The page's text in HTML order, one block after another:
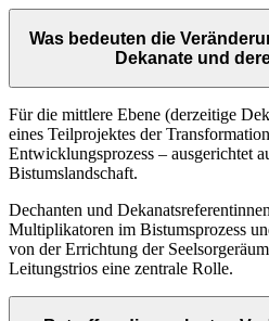
Was bedeuten die
Dekanate und
Für die mittlere Ebene (derzeitige
eines Teilprojektes der
Entwicklungsprozess – ausgerichtet
Bistumslandschaft.
Dechanten und
Multiplikatoren im Bistumsprozess
von der Errichtung der
Leitungstrios eine zentrale Rolle.